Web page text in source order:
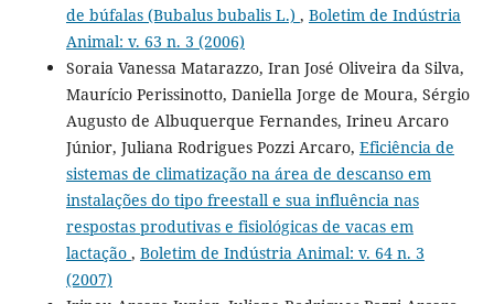
de búfalas (Bubalus bubalis L.) , Boletim de Indústria
Animal: v. 63 n. 3 (2006)
Soraia Vanessa Matarazzo, Iran José Oliveira da Silva,
Maurício Perissinotto, Daniella Jorge de Moura, Sérgio
Augusto de Albuquerque Fernandes, Irineu Arcaro
Júnior, Juliana Rodrigues Pozzi Arcaro, Eficiência de
sistemas de climatização na área de descanso em
instalações do tipo freestall e sua influência nas
respostas produtivas e fisiológicas de vacas em
lactação , Boletim de Indústria Animal: v. 64 n. 3
(2007)